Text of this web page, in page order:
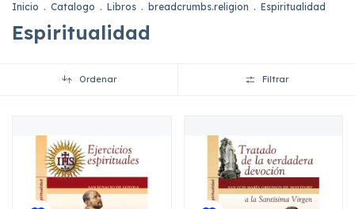
Inicio . Catalogo . Libros . breadcrumbs.religion . Espiritualidad
Espiritualidad
Ordenar Filtrar